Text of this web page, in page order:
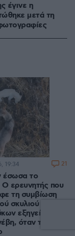
έγινε η
μετά τη
έσωσα το
Ο ερευνητής που
τη συμβίωση
σκυλιού με
εξηγεί γιατί
όταν το είδε
19:34 21